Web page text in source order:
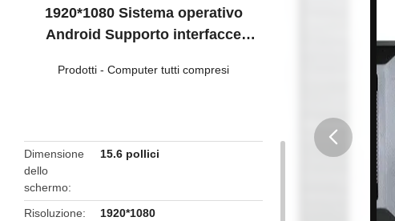
1920*1080 Sistema operativo
Android Supporto interfacce
Prodotti - Computer tutti compresi
Dimensione
dello
schermo
15.6 pollici
Risoluzione
1920*1080